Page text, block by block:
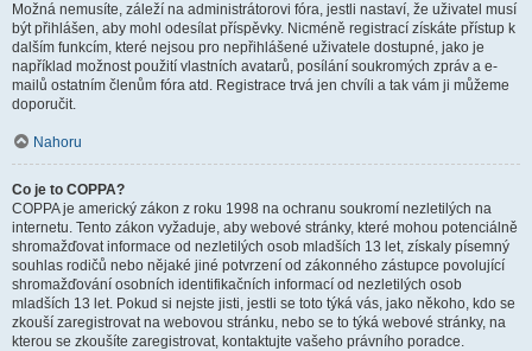
Možná nemusíte, záleží na administrátorovi fóra, jestli nastaví, že uživatel musí
být přihlášen, aby mohl odesílat příspěvky. Nicméně registrací získáte přístup k
dalším funkcím, které nejsou pro nepřihlášené uživatele dostupné, jako je
například možnost použití vlastních avatarů, posílání soukromých zpráv a e-
mailů ostatním členům fóra atd. Registrace trvá jen chvíli a tak vám ji můžeme
doporučit.
Nahoru
Co je to COPPA?
COPPA je americký zákon z roku 1998 na ochranu soukromí nezletilých na
internetu. Tento zákon vyžaduje, aby webové stránky, které mohou potenciálně
shromažďovat informace od nezletilých osob mladších 13 let, získaly písemný
souhlas rodičů nebo nějaké jiné potvrzení od zákonného zástupce povolující
shromažďování osobních identifikačních informací od nezletilých osob
mladších 13 let. Pokud si nejste jisti, jestli se toto týká vás, jako někoho, kdo se
zkouší zaregistrovat na webovou stránku, nebo se to týká webové stránky, na
kterou se zkoušíte zaregistrovat, kontaktujte vašeho právního poradce.